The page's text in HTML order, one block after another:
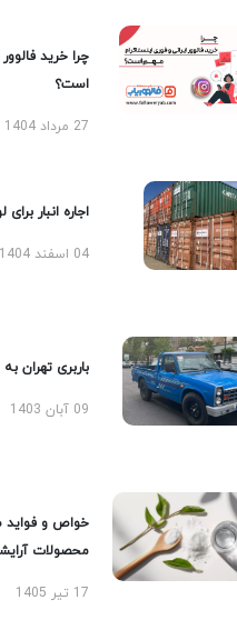
چرا خرید فالوور
است؟
27 مرداد 1404
اجاره انبار برای
04 اسفند 1404
باربری تهران
09 آبان 1403
خواص و فواید
محصولات
17 تیر 1405